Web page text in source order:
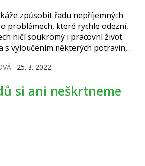
způsobit řadu nepříjemných
problémech, které rychle odezní,
ničí soukromý i pracovní život.
s vyloučením některých potravin,
pod odborným dohledem.
25. 8. 2022
si ani neškrtneme